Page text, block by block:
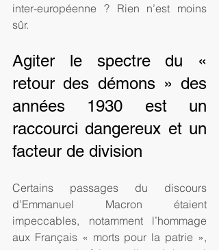
inter-européenne ? Rien n’est moins
sûr.
Agiter le spectre du «
retour des démons » des
années 1930 est un
raccourci dangereux et un
facteur de division
Certains passages du discours
d’Emmanuel Macron étaient
impeccables, notamment l’hommage
aux Français « morts pour la patrie »,